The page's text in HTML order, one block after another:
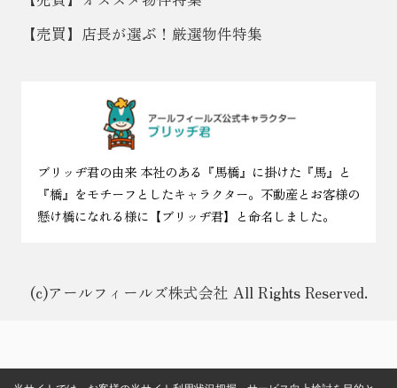
【売買】店長が選ぶ！厳選物件特集
ブリッヂ君の由来 本社のある『馬橋』に掛けた『馬』と
『橋』をモチーフとしたキャラクター。不動産とお客様の
懸け橋になれる様に【ブリッヂ君】と命名しました。
(c)アールフィールズ株式会社 All Rights Reserved.